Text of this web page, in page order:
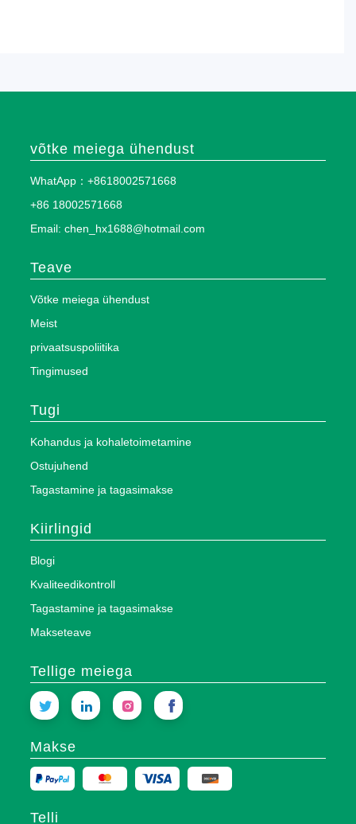
võtke meiega ühendust
WhatApp：+8618002571668
+86 18002571668
Email: chen_hx1688@hotmail.com
Teave
Võtke meiega ühendust
Meist
privaatsuspoliitika
Tingimused
Tugi
Kohandus ja kohaletoimetamine
Ostujuhend
Tagastamine ja tagasimakse
Kiirlingid
Blogi
Kvaliteedikontroll
Tagastamine ja tagasimakse
Makseteave
Tellige meiega
Makse
Telli